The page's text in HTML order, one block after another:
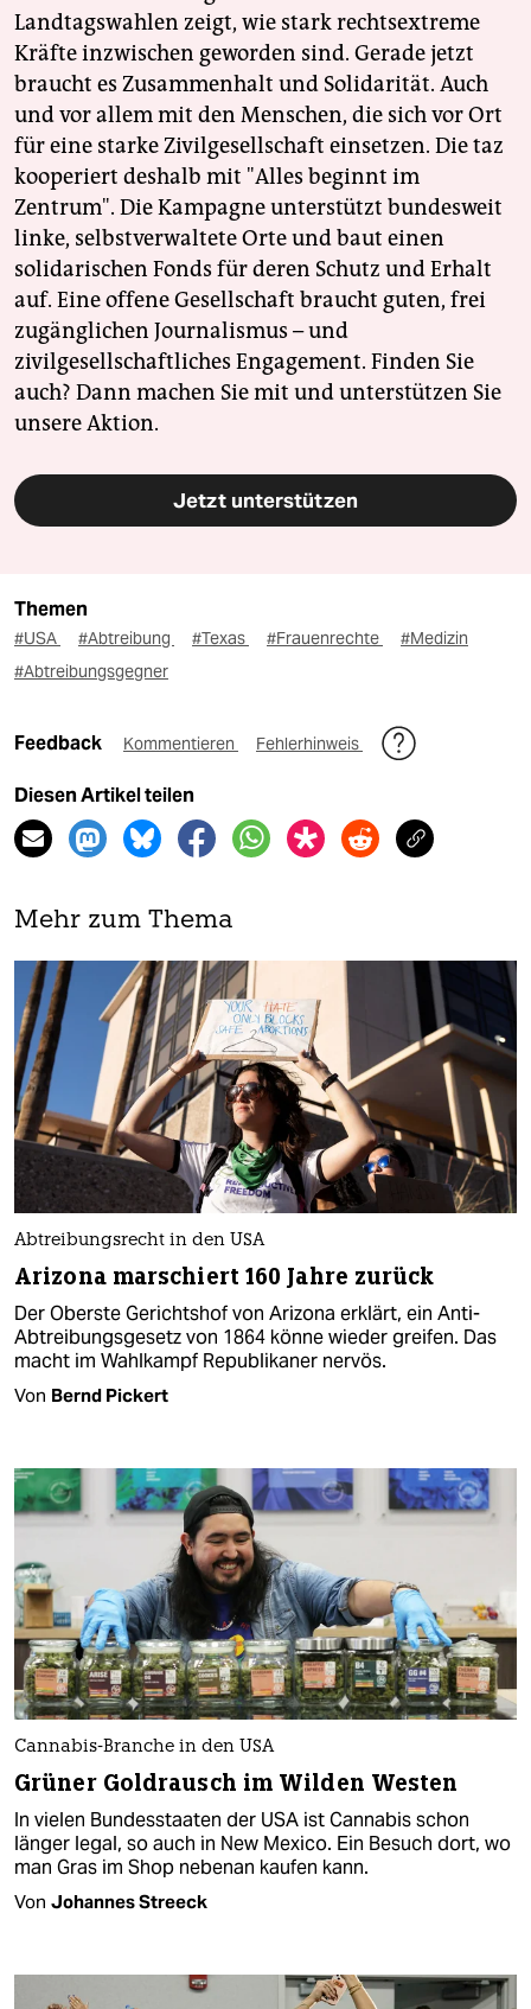
Landtagswahlen zeigt, wie stark rechtsextreme
Kräfte inzwischen geworden sind. Gerade jetzt
braucht es Zusammenhalt und Solidarität. Auch
und vor allem mit den Menschen, die sich vor Ort
für eine starke Zivilgesellschaft einsetzen. Die taz
kooperiert deshalb mit "Alles beginnt im
Zentrum". Die Kampagne unterstützt bundesweit
linke, selbstverwaltete Orte und baut einen
solidarischen Fonds für deren Schutz und Erhalt
auf. Eine offene Gesellschaft braucht guten, frei
zugänglichen Journalismus – und
zivilgesellschaftliches Engagement. Finden Sie
auch? Dann machen Sie mit und unterstützen Sie
unsere Aktion.
Jetzt unterstützen
Themen
#USA #Abtreibung #Texas #Frauenrechte
#Medizin
#Abtreibungsgegner
Feedback Kommentieren Fehlerhinweis
Diesen Artikel teilen
Mehr zum Thema
Abtreibungsrecht in den USA
Arizona marschiert 160 Jahre zurück
Der Oberste Gerichtshof von Arizona erklärt, ein Anti-
Abtreibungsgesetz von 1864 könne wieder greifen. Das
macht im Wahlkampf Republikaner nervös.
Von Bernd Pickert
Cannabis-Branche in den USA
Grüner Goldrausch im Wilden Westen
In vielen Bundesstaaten der USA ist Cannabis schon
länger legal, so auch in New Mexico. Ein Besuch dort, wo
man Gras im Shop nebenan kaufen kann.
Von Johannes Streeck